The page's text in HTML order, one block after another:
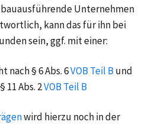
Unternehmen
kann das für ihn bei
sein, ggf. mit einer:
nach § 6 Abs. 6VOB Teil B und
11 Abs. 2VOB Teil B
wird hierzu noch in der